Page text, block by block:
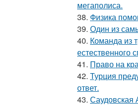
мегаполиса.
38. Физика
39. Один из
40. Команда из
естественного
41. Право на
42. Турция
ответ.
43. Саудовская